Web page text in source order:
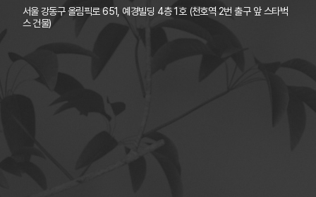
서울 강동구 올림픽로 651, 예경빌딩 4층 1호 (천호역 2번 출구 앞 스타벅
스 건물)